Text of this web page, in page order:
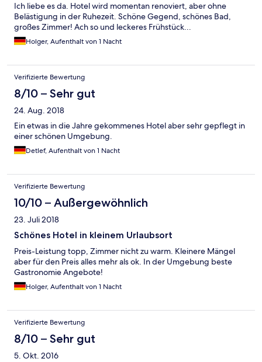
Ich liebe es da. Hotel wird momentan renoviert, aber ohne
Belästigung in der Ruhezeit. Schöne Gegend, schönes Bad,
großes Zimmer! Ach so und leckeres Frühstück...
Holger, Aufenthalt von 1 Nacht
Verifizierte Bewertung
8/10 – Sehr gut
24. Aug. 2018
Ein etwas in die Jahre gekommenes Hotel aber sehr gepflegt in
einer schönen Umgebung.
Detlef, Aufenthalt von 1 Nacht
Verifizierte Bewertung
10/10 – Außergewöhnlich
23. Juli 2018
Schönes Hotel in kleinem Urlaubsort
Preis-Leistung topp, Zimmer nicht zu warm. Kleinere Mängel
aber für den Preis alles mehr als ok. In der Umgebung beste
Gastronomie Angebote!
Holger, Aufenthalt von 1 Nacht
Verifizierte Bewertung
8/10 – Sehr gut
5. Okt. 2016